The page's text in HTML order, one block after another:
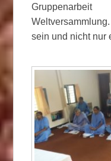
sein und nicht nur